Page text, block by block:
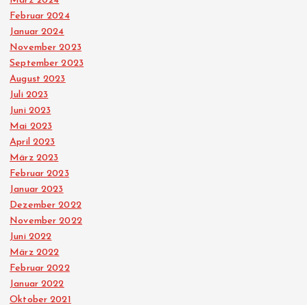
Februar 2024
Januar 2024
November 2023
September 2023
August 2023
Juli 2023
Juni 2023
Mai 2023
April 2023
März 2023
Februar 2023
Januar 2023
Dezember 2022
November 2022
Juni 2022
März 2022
Februar 2022
Januar 2022
Oktober 2021